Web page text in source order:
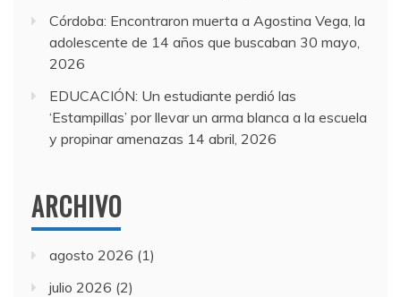
Córdoba: Encontraron muerta a Agostina Vega, la
adolescente de 14 años que buscaban 30 mayo,
2026
EDUCACIÓN: Un estudiante perdió las
‘Estampillas’ por llevar un arma blanca a la escuela
y propinar amenazas 14 abril, 2026
ARCHIVO
agosto 2026 (1)
julio 2026 (2)